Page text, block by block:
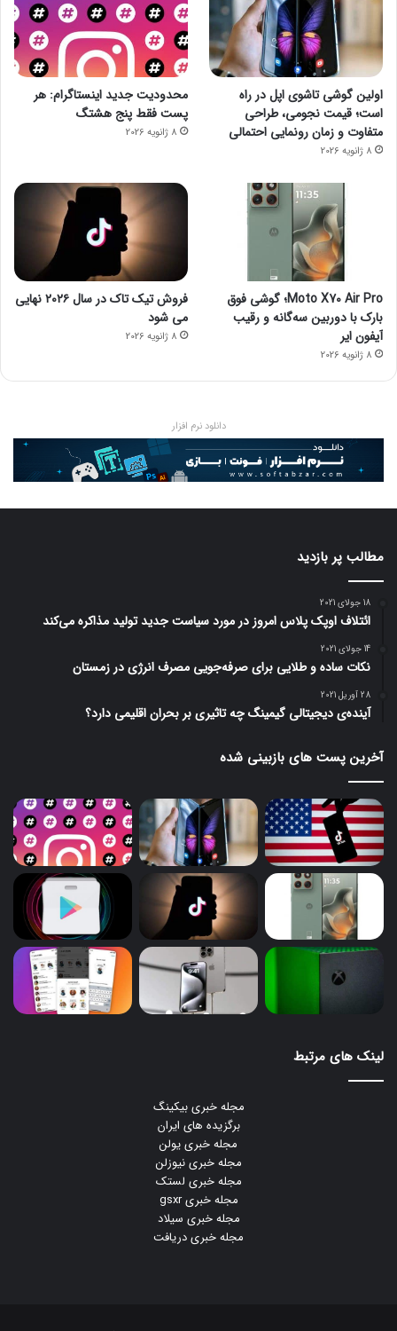
اولین گوشی تاشوی اپل در راه
است؛ قیمت نجومی، طراحی
متفاوت و زمان رونمایی احتمالی
8 ژانویه 2026
محدودیت جدید اینستاگرام: هر
پست فقط پنج هشتگ
8 ژانویه 2026
Moto X70 Air Pro؛ گوشی فوق
بارک با دوربین سه‌گانه و رقیب
آیفون ایر
8 ژانویه 2026
فروش تیک تاک در سال ۲۰۲۶ نهایی
می شود
8 ژانویه 2026
دانلود نرم افزار
مطالب پر بازدید
18 جولای 2021
ائتلاف اوپک پلاس امروز در مورد سیاست جدید تولید مذاکره می‌کند
14 جولای 2021
نکات ساده و طلایی برای صرفه‌جویی مصرف انرژی در زمستان
28 آوریل 2021
آینده‌ی دیجیتالی گیمینگ چه تاثیری بر بحران اقلیمی دارد؟
آخرین پست های بازبینی شده
لینک های مرتبط
مجله خبری بیکینگ
برگزیده های ایران
مجله خبری یولن
مجله خبری نیوزلن
مجله خبری لستک
مجله خبری gsxr
مجله خبری سیلاد
مجله خبری دریافت